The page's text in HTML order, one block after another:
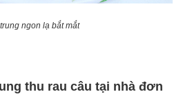
ngon lạ bắt mắt
thu rau câu tại nhà đơn